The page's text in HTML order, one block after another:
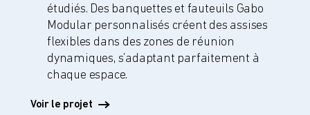
étudiés. Des banquettes et fauteuils Gabo
Modular personnalisés créent des assises
flexibles dans des zones de réunion
dynamiques, s’adaptant parfaitement à
chaque espace.
Voir le projet